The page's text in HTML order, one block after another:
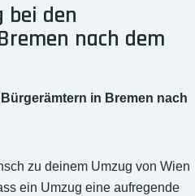
bei den
nach dem
in Bremen nach
zu deinem Umzug von Wien
ein Umzug eine aufregende